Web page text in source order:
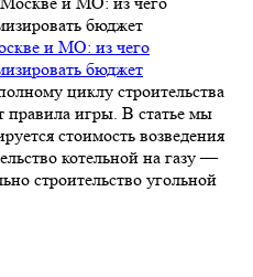
и МО: из чего
бюджет
циклу строительства
правила игры. В статье мы
стоимость возведения
котельной на газу —
строительство угольной